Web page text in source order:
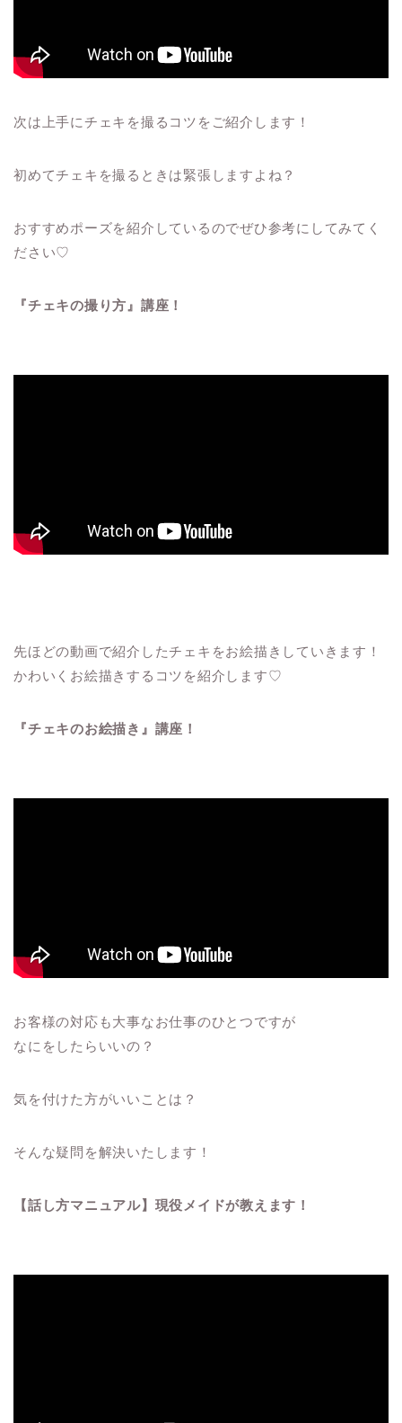
次は上手にチェキを撮るコツをご紹介します！
初めてチェキを撮るときは緊張しますよね？
おすすめポーズを紹介しているのでぜひ参考にしてみてく
ださい♡
『チェキの撮り方』講座！
先ほどの動画で紹介したチェキをお絵描きしていきます！
かわいくお絵描きするコツを紹介します♡
『チェキのお絵描き』講座！
お客様の対応も大事なお仕事のひとつですが
なにをしたらいいの？
気を付けた方がいいことは？
そんな疑問を解決いたします！
【話し方マニュアル】現役メイドが教えます！